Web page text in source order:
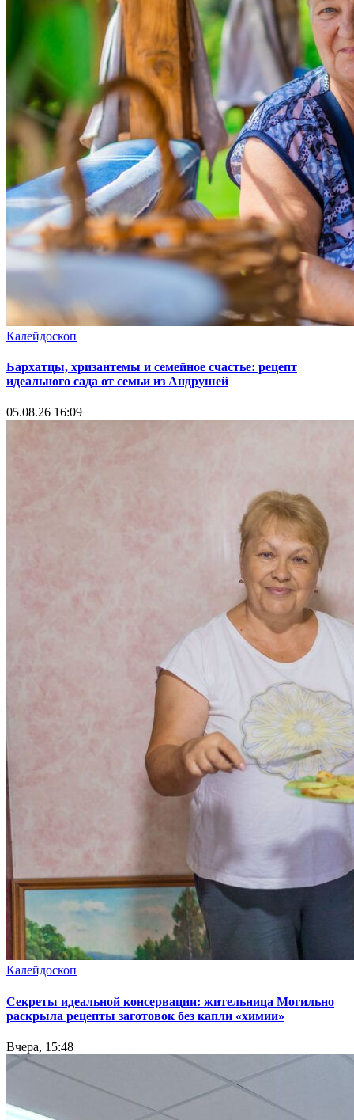
Калейдоскоп
Бархатцы, хризантемы и семейное счастье: рецепт
идеального сада от семьи из Андрушей
05.08.26 16:09
Калейдоскоп
Секреты идеальной консервации: жительница Могильно
раскрыла рецепты заготовок без капли «химии»
Вчера, 15:48